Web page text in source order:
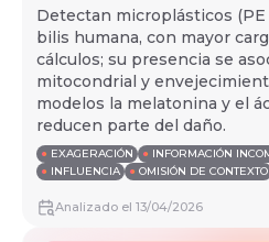
Detectan microplásticos (PE
bilis humana, con mayor
cálculos; su presencia se
mitocondrial y
modelos la melatonina y el
reducen parte del daño.
● EXAGERACIÓN ● INFORMACIÓN
● INFLUENCIA ● OMISIÓN DE CONTEXTO
Analizado el 13/04/2026